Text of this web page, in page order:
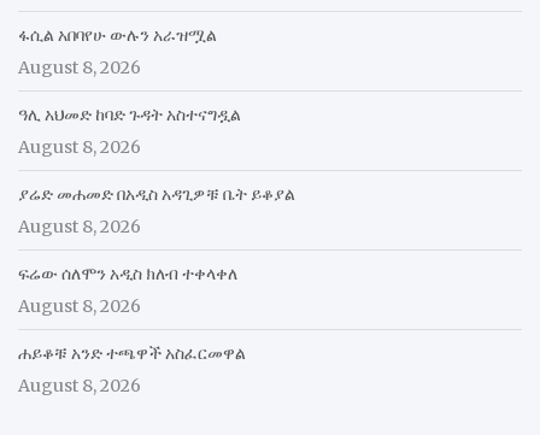
ፋሲል አበባየሁ ውሉን አራዝሟል
August 8, 2026
ዓሊ አህመድ ከባድ ጉዳት አስተናግዷል
August 8, 2026
ያሬድ መሐመድ በአዲስ አዳጊዎቹ ቤት ይቆያል
August 8, 2026
ፍሬው ሰለሞን አዲስ ክለብ ተቀላቀለ
August 8, 2026
ሐይቆቹ አንድ ተጫዋች አስፈርመዋል
August 8, 2026